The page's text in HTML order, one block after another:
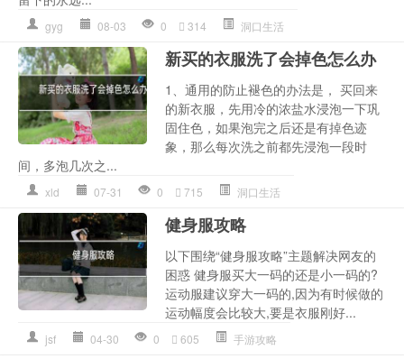
gyg 08-03 0 314 洞口生活
新买的衣服洗了会掉色怎么办
1、通用的防止褪色的办法是， 买回来
的新衣服，先用冷的浓盐水浸泡一下巩
固住色，如果泡完之后还是有掉色迹
象，那么每次洗之前都先浸泡一段时
间，多泡几次之...
xld 07-31 0 715 洞口生活
健身服攻略
以下围绕“健身服攻略”主题解决网友的
困惑 健身服买大一码的还是小一码的?
运动服建议穿大一码的,因为有时候做的
运动幅度会比较大,要是衣服刚好...
jsf 04-30 0 605 手游攻略